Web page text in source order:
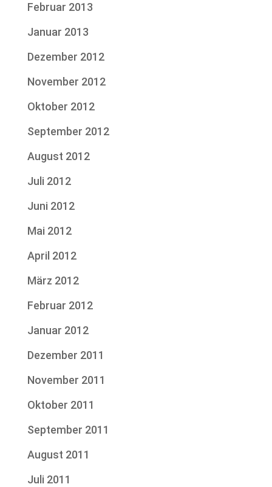
Februar 2013
Januar 2013
Dezember 2012
November 2012
Oktober 2012
September 2012
August 2012
Juli 2012
Juni 2012
Mai 2012
April 2012
März 2012
Februar 2012
Januar 2012
Dezember 2011
November 2011
Oktober 2011
September 2011
August 2011
Juli 2011